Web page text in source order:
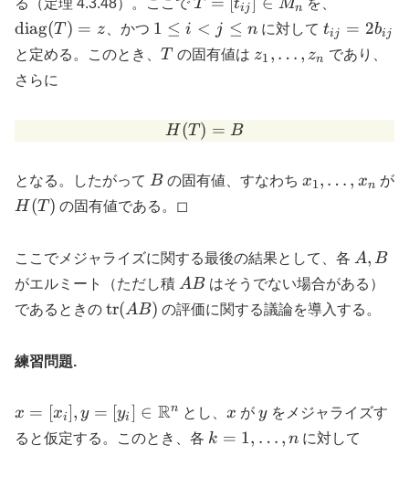
\mathrm{Re}\,
z
る（定理 4.3.48）。ここで
[t_{ij}]\in
M_n
T tij Mn を、
(T) = z
diag(T ) = z 、かつ 1
\le
\le
1 ≤ i < j ≤ nに対して t_{ij}
=
2b_{ij}
tij = 2bij
と定める。このとき、 T
T の固有値は z_1,\dots,z_n
z1 , … , zn であり、
さらに
H(T) = B
H (T ) = B
となる。したがって B
Bの固有値、すなわち x_1,\dots,x_n
x1, … , xn が
H(T)
H (T ) の固有値である。◻︎
ここでメジャライズに関する最後の結果として、各 A,B
A, B
がエルミート（ただし積 AB
ABはそうでない場合がある）
であるときの \mathrm{tr}
tr(AB) の評価に関する議論を導入する。
練習問題.
x=[x_i], y=[y_i]
\in
\mathbb{R}^n
x = [xi], y = [yi ] ∈ Rn とし、 x
x が y
yをメジャライズす
ると仮定する。このとき、各 k=1,\dots,n
k = 1, … , n に対して